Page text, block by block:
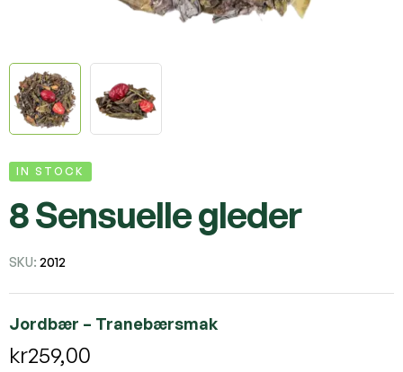
IN STOCK
8 Sensuelle gleder
SKU: 2012
Jordbær – Tranebærsmak
kr259,00